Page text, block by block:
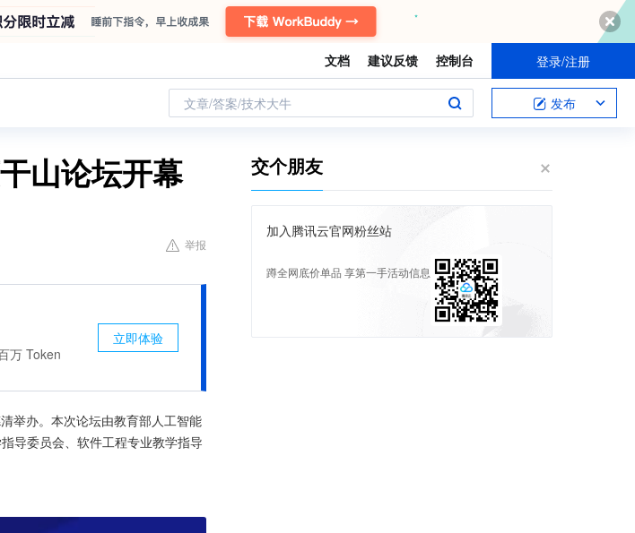
文档 建议反馈 控制台 登录/注册
文章/答案/技术大牛 发布
山论坛开幕
举报
万 Token
立即体验
举办。本次论坛由教育部人工智能
导委员会、软件工程专业教学指导
交个朋友
加入腾讯云官网粉丝站
蹲全网底价单品 享第一手活动信息